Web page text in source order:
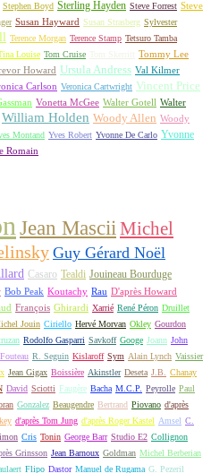
Stephen Boyd Sterling Hayden Steve Forrest Steve
Susan Hayward Susan Strasberg Sylvester
Terence Morgan Terence Stamp Tetsuro Tamba
Louise Tom Cruise Tom Skerritt
Tommy Lee
Howard Ursula Andress Val Kilmer
Carlson Veronica Cartwright Vincent Price
Vonetta McGee Walter Gotell Walter
William Holden Woody Allen Woody
Montand Yves Robert Yvonne De Carlo Yvonne
Romain
Jean Mascii Michel
Guy Gérard Noël
Casaro Tealdi Jouineau Bourduge
Bob Peak Koutachy Rau D'après Howard
François Ghirardi Xarrié René Péron Druillet
Jouin Ciriello Hervé Morvan Okley Gourdon
Rodolfo Gasparri Savkoff Googe Joann John
Fouteau R. Seguin Kislaroff Sym Alain Lynch Vaissier
Jean Gigax Boissière Akinstler Deseta J.B.
Chanay
David Sciotti Faugère Bacha M.C.P. Peyrolle Paul
Gonzalez Beaugendre Bertrand Piovano d'après
d'après Tom Jung d'après Roger Kastel Amsel C.
Cris Tonin George Barr Studio E2 Collignon
Grinsson Jean Barnoux Goldman Michel Berberian
Flipo Dastor Manuel de Rugama G. Pezeril